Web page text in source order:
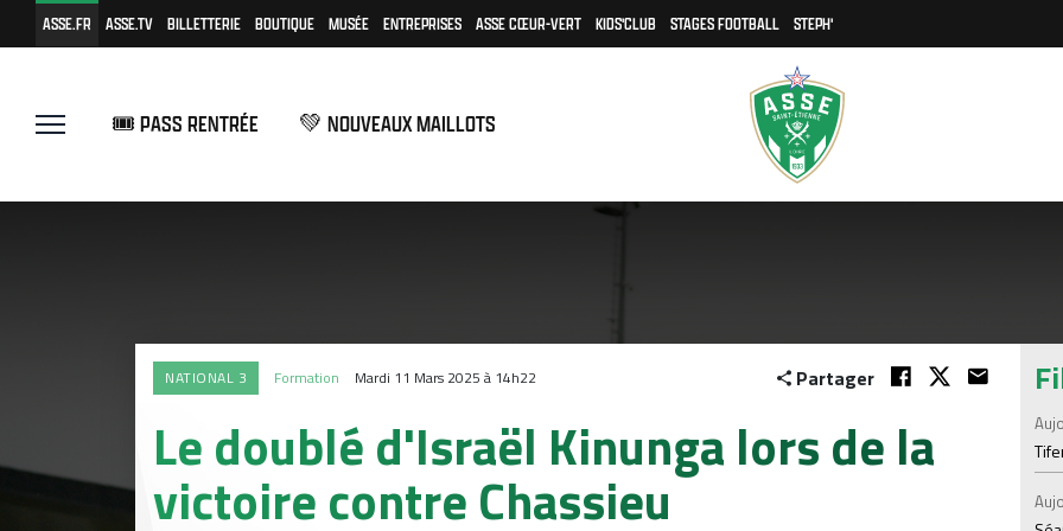
ASSE.FR ASSE.TV BILLETTERIE BOUTIQUE MUSÉE ENTREPRISES ASSE CŒUR-VERT KIDS'CLUB STAGES FOOTBALL STEPH'
🎟️ PASS RENTRÉE 💚 NOUVEAUX MAILLOTS
NATIONAL 3 Formation Mardi 11 Mars 2025 à 14h22 Partager
Le doublé d'Israël Kinunga lors de la
victoire contre Chassieu